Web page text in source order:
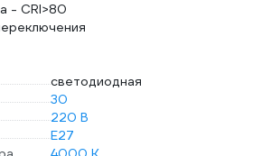
- CRI>80
светодиодная
30
220 В
E27